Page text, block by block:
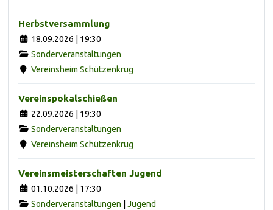
Herbstversammlung
18.09.2026 | 19:30
Sonderveranstaltungen
Vereinsheim Schützenkrug
Vereinspokalschießen
22.09.2026 | 19:30
Sonderveranstaltungen
Vereinsheim Schützenkrug
Vereinsmeisterschaften Jugend
01.10.2026 | 17:30
Sonderveranstaltungen
Jugend